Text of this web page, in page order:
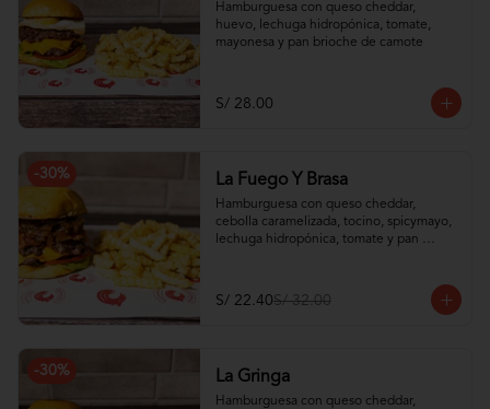
Hamburguesa con queso cheddar,
huevo, lechuga hidropónica, tomate,
mayonesa y pan brioche de camote
S/ 28.00
-30% La Fuego Y Brasa
Hamburguesa con queso cheddar,
cebolla caramelizada, tocino, spicymayo,
lechuga hidropónica, tomate y pan
S/ 22.40S/ 32.00
-30% La Gringa
Hamburguesa con queso cheddar,